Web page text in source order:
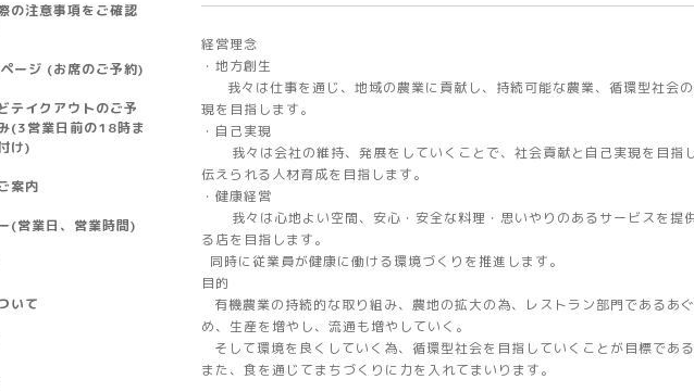
経営理念
・地方創生
我々は仕事を通じ、地域の農業に貢献し、持続可能な農業、循環型社会
現を目指します。
・自己実現
我々は会社の維持、発展をしていくことで、社会貢献と自己実現を目指
伝えられる人材育成を目指します。
・健康経営
我々は心地よい空間、安心・安全な料理・思いやりのあるサービスを提
る店を目指します。
同時に従業員が健康に働ける環境づくりを推進します。
目的
有機農業の持続的な取り組み、農地の拡大の為、レストラン部門であるあ
め、生産を増やし、流通も増やしていく。
そして環境を良くしていく為、循環型社会を目指していくことが目標である
また、食を通じてまちづくりに力を入れてまいります。
の注意事項をご確認
ージ (お席のご予約)
テイクアウトのご予
(3営業日前の18時ま
け)
案内
(営業日、営業時間)
いて